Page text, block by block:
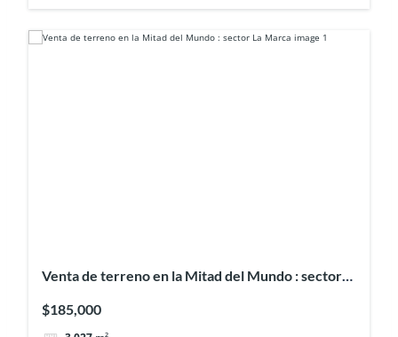
Venta de terreno en la Mitad del Mundo : sector
$185,000